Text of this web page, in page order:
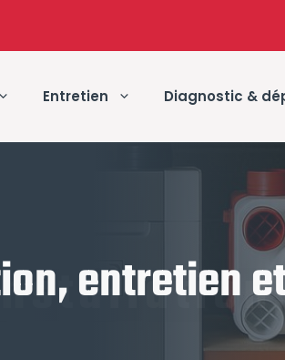
Entretien Diagnostic &
entretien